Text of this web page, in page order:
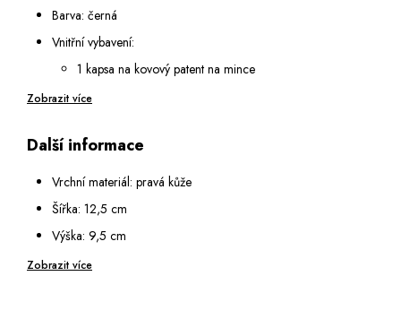
Barva: černá
Vnitřní vybavení:
1 kapsa na kovový patent na mince
2 otevřené podélné přihrádky na bankovky
2 průhledné přihrádky se síťkou
Opatřena RFID ochranou, která zabrání nežádoucímu
zkopírování dat z vašich karet
Zobrazit více
Další informace
Vrchní materiál: pravá kůže
Šířka: 12,5 cm
Výška: 9,5 cm
Hloubka: 2,5 cm
Zobrazit více